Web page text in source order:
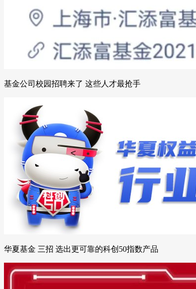
基金公司校园招聘来了 这些人才最抢手
华夏基金 三招 选出更可靠的科创50指数产品